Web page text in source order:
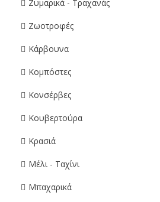
Ζυμαρικά - Τραχανάς
Ζωοτροφές
Κάρβουνα
Κομπόστες
Κονσέρβες
Κουβερτούρα
Κρασιά
Μέλι - Ταχίνι
Μπαχαρικά